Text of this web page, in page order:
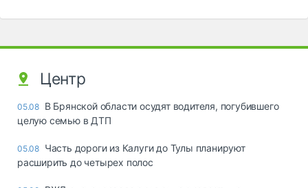
Центр
05.08 В Брянской области осудят водителя, погубившего
целую семью в ДТП
05.08 Часть дороги из Калуги до Тулы планируют
расширить до четырех полос